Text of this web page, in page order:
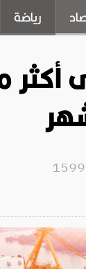
رياضة